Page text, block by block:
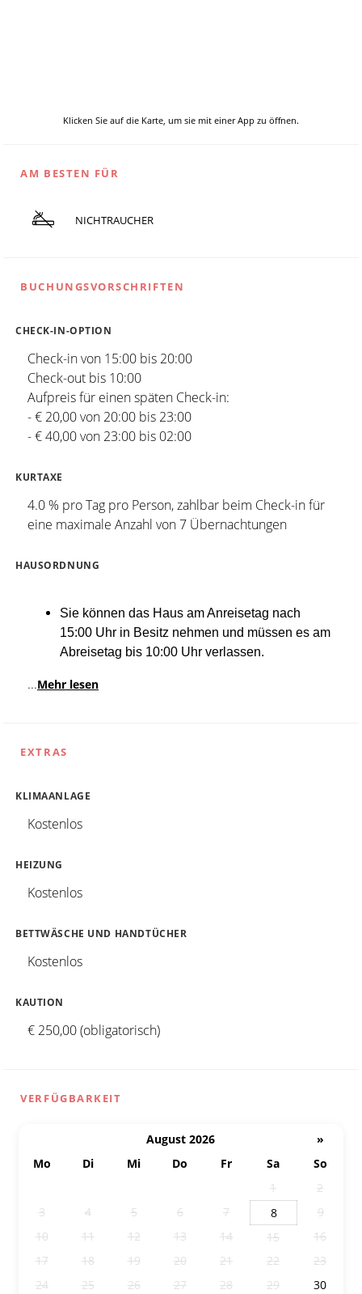
Klicken Sie auf die Karte, um sie mit einer App zu öffnen.
AM BESTEN FÜR
NICHTRAUCHER
BUCHUNGSVORSCHRIFTEN
CHECK-IN-OPTION
Check-in von 15:00 bis 20:00
Check-out bis 10:00
Aufpreis für einen späten Check-in:
- € 20,00 von 20:00 bis 23:00
- € 40,00 von 23:00 bis 02:00
KURTAXE
4.0 % pro Tag pro Person, zahlbar beim Check-in für
eine maximale Anzahl von 7 Übernachtungen
HAUSORDNUNG
Sie können das Haus am Anreisetag nach
15:00 Uhr in Besitz nehmen und müssen es am
Abreisetag bis 10:00 Uhr verlassen.
...Mehr lesen
EXTRAS
KLIMAANLAGE
Kostenlos
HEIZUNG
Kostenlos
BETTWÄSCHE UND HANDTÜCHER
Kostenlos
KAUTION
€ 250,00 (obligatorisch)
VERFÜGBARKEIT
August 2026
»
Mo
Di Mi Do Fr Sa
So
1
2
3
4 5 6 7 8
9
10
11 12 13 14 15
16
17
18 19 20 21 22
23
24
25 26 27 28 29
30